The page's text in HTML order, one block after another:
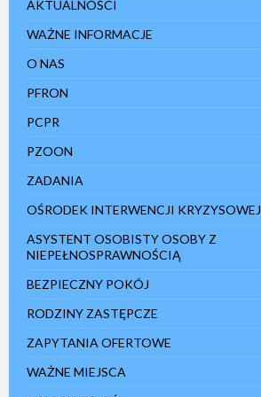
AKTUALNOŚCI
WAŻNE INFORMACJE
O NAS
PFRON
PCPR
PZOON
ZADANIA
OŚRODEK INTERWENCJI KRYZYSOWEJ
ASYSTENT OSOBISTY OSOBY Z
NIEPEŁNOSPRAWNOŚCIĄ
BEZPIECZNY POKÓJ
RODZINY ZASTĘPCZE
ZAPYTANIA OFERTOWE
WAŻNE MIEJSCA